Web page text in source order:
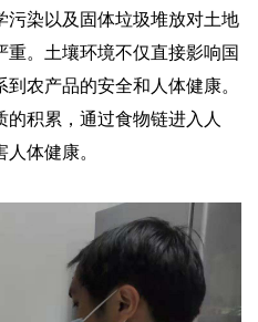
污染以及固体垃圾堆放对土地
。土壤环境不仅直接影响国
农产品的安全和人体健康。
积累，通过食物链进入人
体健康。